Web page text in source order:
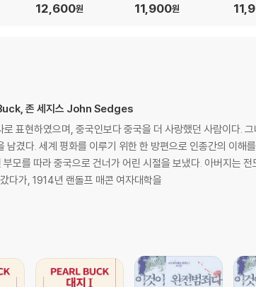
12,600원 11,900원
존 세지스 John Sedges
표현하였으며, 중국인보다 중국을 더 사랑했던 사람이다.
평화를 이루기 위한 한 방편으로 인종간의 이해를 위한 가교 형성에 헌신
모를 따라 중국으로 건너가 어린 시절을 보냈다. 아버지는
다가, 1914년 랜돌프 매콘 여자대학을